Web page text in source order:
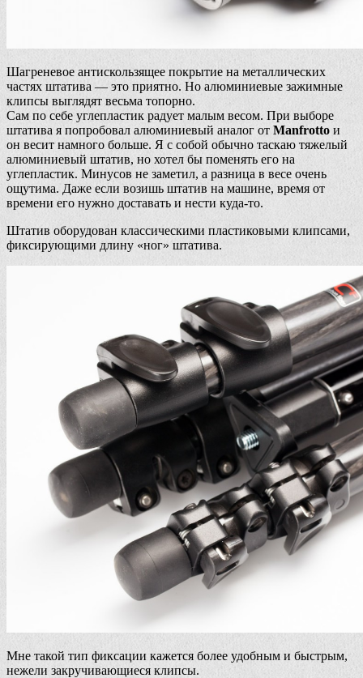
Шагреневое антискользящее покрытие на металлических
частях штатива — это приятно. Но алюминиевые зажимные
клипсы выглядят весьма топорно.
Сам по себе углепластик радует малым весом. При выборе
штатива я попробовал алюминиевый аналог от Manfrotto и
он весит намного больше. Я с собой обычно таскаю тяжелый
алюминиевый штатив, но хотел бы поменять его на
углепластик. Минусов не заметил, а разница в весе очень
ощутима. Даже если возишь штатив на машине, время от
времени его нужно доставать и нести куда-то.
Штатив оборудован классическими пластиковыми клипсами,
фиксирующими длину «ног» штатива.
Мне такой тип фиксации кажется более удобным и быстрым,
нежели закручивающиеся клипсы.